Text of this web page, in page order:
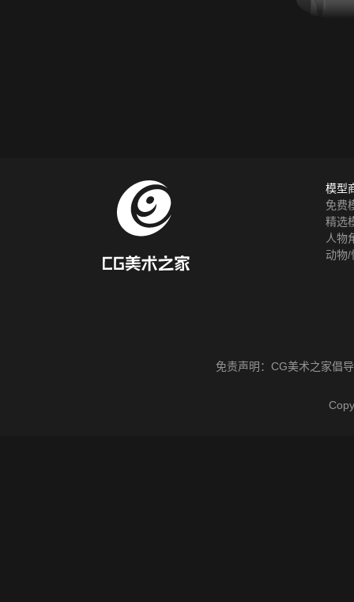
模型
免费
精选
人物
动物/
免责声明： CG美术之家倡